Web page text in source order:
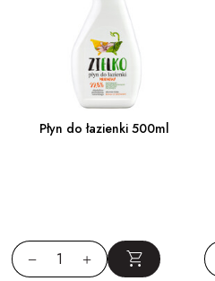
Płyn do łazienki 500ml